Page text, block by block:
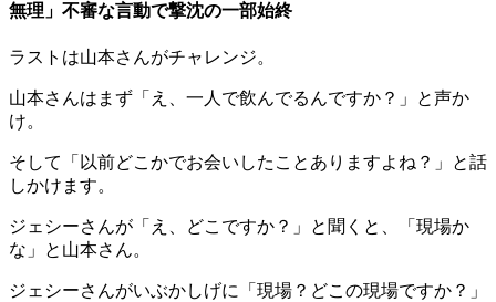
無理」不審な言動で撃沈の一部始終
ラストは山本さんがチャレンジ。
山本さんはまず「え、一人で飲んでるんですか？」と声か
け。
そして「以前どこかでお会いしたことありますよね？」と話
しかけます。
ジェシーさんが「え、どこですか？」と聞くと、「現場か
な」と山本さん。
ジェシーさんがいぶかしげに「現場？どこの現場ですか？」